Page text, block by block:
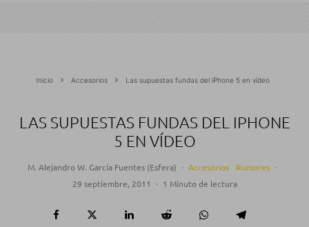
Inicio Accesorios Las supuestas fundas del iPhone 5 en vídeo
LAS SUPUESTAS FUNDAS DEL IPHONE
5 EN VÍDEO
M. Alejandro W. García Fuentes (Esfera) · Accesorios Rumores ·
29 septiembre, 2011
· 1 Minuto de lectura